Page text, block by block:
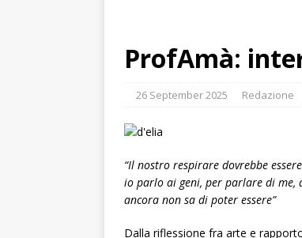
ProfAmà:
26 September 2025 Redazione
“Il nostro respirare dovrebbe
io parlo ai geni, per parlare di me,
ancora non sa di poter essere”
Dalla riflessione fra arte e